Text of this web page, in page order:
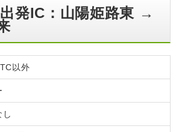
出発IC：山陽姫路東 →
以外
し